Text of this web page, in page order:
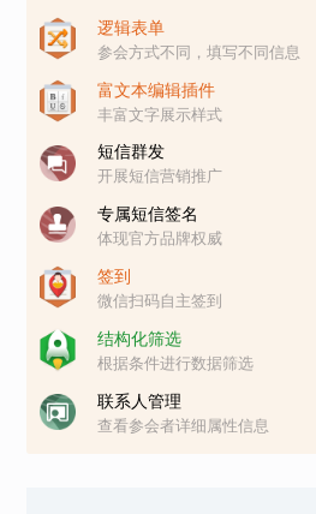
逻辑表单
参会方式不同，填写不同信息
富文本编辑插件
丰富文字展示样式
短信群发
开展短信营销推广
专属短信签名
体现官方品牌权威
签到
微信扫码自主签到
结构化筛选
根据条件进行数据筛选
联系人管理
查看参会者详细属性信息